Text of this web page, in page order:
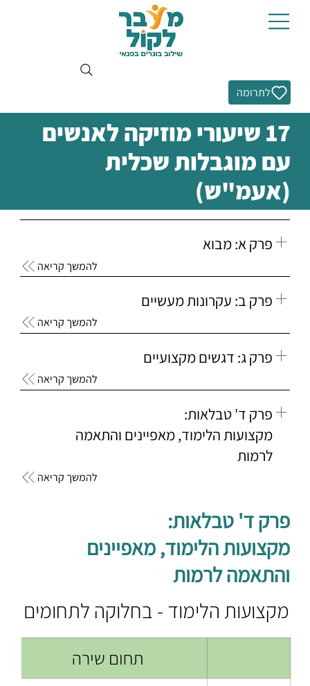
לתרומה
17 שיעורי מוזיקה לאנשים
עם מוגבלות שכלית
(אעמ"ש)
פרק ד' טבלאות:
מקצועות הלימוד, מאפיינים
והתאמה לרמות
מקצועות הלימוד - בחלוקה לתחומים
תחום שירה
פרק א: מבוא
להמשך קריאה
פרק ב: עקרונות מעשיים
להמשך קריאה
פרק ג: דגשים מקצועיים
להמשך קריאה
פרק ד' טבלאות:
מקצועות הלימוד, מאפיינים והתאמה
לרמות
להמשך קריאה